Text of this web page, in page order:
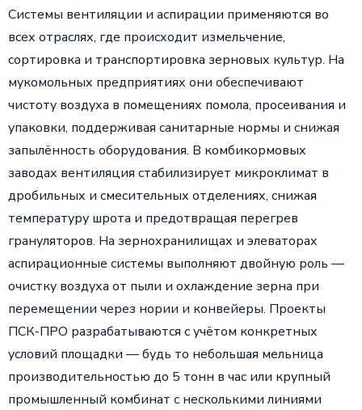
Системы вентиляции и аспирации применяются во
всех отраслях, где происходит измельчение,
сортировка и транспортировка зерновых культур. На
мукомольных предприятиях они обеспечивают
чистоту воздуха в помещениях помола, просеивания и
упаковки, поддерживая санитарные нормы и снижая
запылённость оборудования. В комбикормовых
заводах вентиляция стабилизирует микроклимат в
дробильных и смесительных отделениях, снижая
температуру шрота и предотвращая перегрев
грануляторов. На зернохранилищах и элеваторах
аспирационные системы выполняют двойную роль —
очистку воздуха от пыли и охлаждение зерна при
перемещении через нории и конвейеры. Проекты
ПСК-ПРО разрабатываются с учётом конкретных
условий площадки — будь то небольшая мельница
производительностью до 5 тонн в час или крупный
промышленный комбинат с несколькими линиями